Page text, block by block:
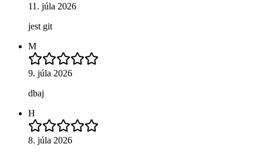
11. júla 2026
jest git
M
9. júla 2026
dbaj
H
8. júla 2026